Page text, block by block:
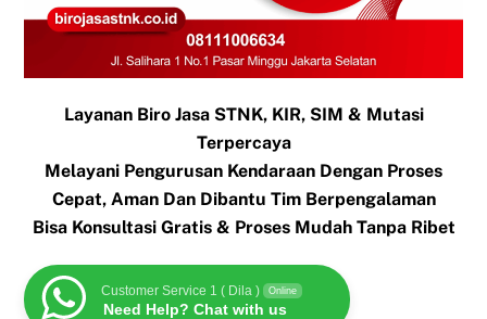
Layanan Biro Jasa STNK, KIR, SIM & Mutasi
Terpercaya
Melayani Pengurusan Kendaraan Dengan Proses
Cepat, Aman Dan Dibantu Tim Berpengalaman
Bisa Konsultasi Gratis & Proses Mudah Tanpa Ribet
Customer Service 1 ( Dila ) Online
Need Help? Chat with us